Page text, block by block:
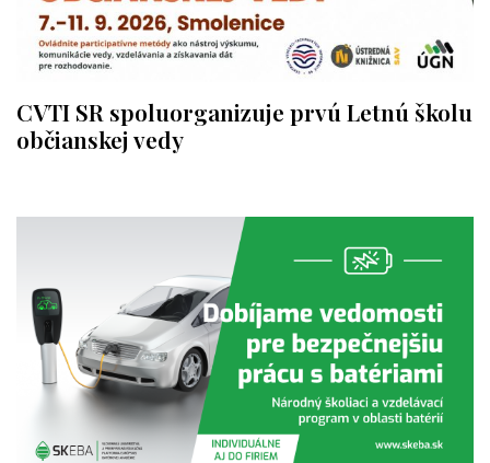
CVTI SR spoluorganizuje prvú Letnú školu
občianskej vedy